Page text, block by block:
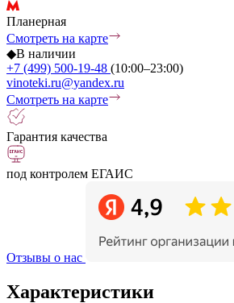
Планерная
Смотреть на карте
◆В наличии
+7 (499) 500-19-48 (10:00–23:00)
vinoteki.ru@yandex.ru
Смотреть на карте
Гарантия качества
под контролем ЕГАИС
Отзывы о нас
Характеристики